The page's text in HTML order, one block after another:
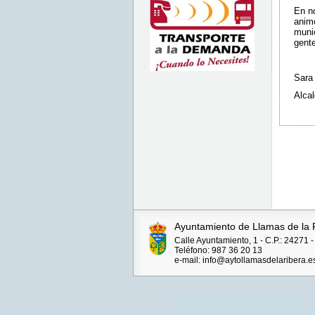
En
Sara
Ayuntamiento de Llamas de la
Calle Ayuntamiento, 1 - C.P.: 24271
Teléfono: 987 36 20 13
e-mail: